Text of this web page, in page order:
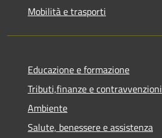
Mobilità e trasporti
Educazione e formazione
Tributi,finanze e contravvenzioni
Ambiente
Salute, benessere e assistenza